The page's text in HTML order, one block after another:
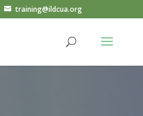
training@ildcua.org